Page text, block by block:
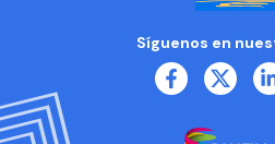
Síguenos en